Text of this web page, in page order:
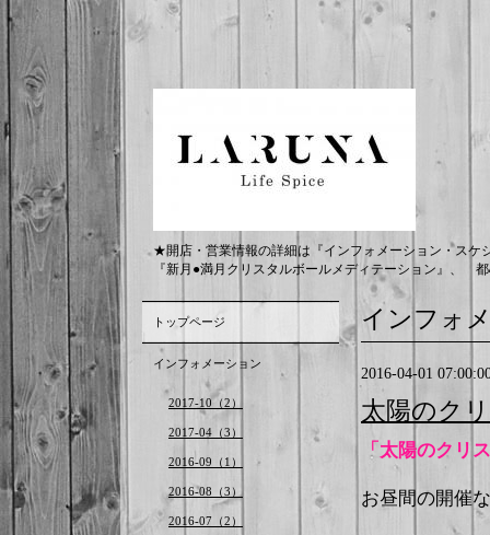
★開店・営業情報の詳細は『インフォメーション・ス
『新月●満月クリスタルボールメディテーション』、
インフォ
2016-04-01
太陽のク
「太陽のクリ
お昼間の開催
トップページ
インフォメーション
2017-10（2）
2017-04（3）
2016-09（1）
2016-08（3）
2016-07（2）